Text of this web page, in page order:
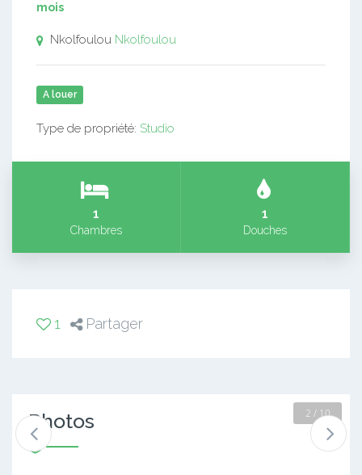
mois
Nkolfoulou Nkolfoulou
A louer
Type de propriété: Studio
1
Chambres
1
Douches
1 Partager
Photos 2 / 10